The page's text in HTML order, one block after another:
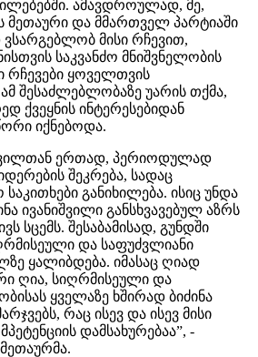
ამავდროულად, მე,
და მმართველ პარტიაში
მისი რჩევით,
საკვანძო მნიშვნელობის
რჩევები ყოველთვის
შესაძლებლობაზე უარის თქმა,
ქვეყნის ინტერესებიდან
იქნებოდა.
ერთად, პერიოდულად
შეკრება, სადაც
განიხილება. ისიც უნდა
ივანიშვილი განსხვავებულ აზრს
სცემს. შესაბამისად, გუნდში
და საფუძვლიანი
ყალიბდება. იმასაც ღიად
ღია, სიღრმისეული და
ყველაზე ხშირად ბიძინა
რაც ისევ და ისევ მისი
დამსახურებაა”, -